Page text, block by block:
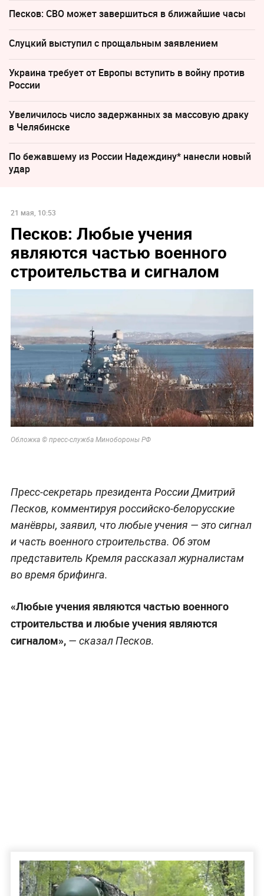
Песков: СВО может завершиться в ближайшие часы
Слуцкий выступил с прощальным заявлением
Украина требует от Европы вступить в войну против
России
Увеличилось число задержанных за массовую драку
в Челябинске
По бежавшему из России Надеждину* нанесли новый
удар
21 мая, 10:53
Песков: Любые учения
являются частью военного
строительства и сигналом
Обложка © пресс-служба Минобороны РФ
Пресс-секретарь президента России Дмитрий
Песков, комментируя российско-белорусские
манёвры, заявил, что любые учения — это сигнал
и часть военного строительства. Об этом
представитель Кремля рассказал журналистам
во время брифинга.
«Любые учения являются частью военного
строительства и любые учения являются
сигналом»,— сказал Песков.